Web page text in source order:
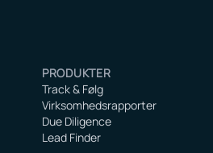
PRODUKTER
Track & Følg
Virksomhedsrapporter
Due Diligence
Lead Finder